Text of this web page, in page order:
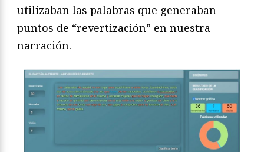
utilizaban las palabras que generaban
puntos de “revertización” en nuestra
narración.